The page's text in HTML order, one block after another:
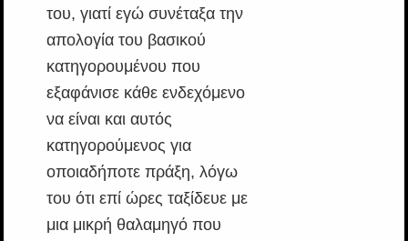
του, γιατί εγώ συνέταξα την
απολογία του βασικού
κατηγορουμένου που
εξαφάνισε κάθε ενδεχόμενο
να είναι και αυτός
κατηγορούμενος για
οποιαδήποτε πράξη, λόγω
του ότι επί ώρες ταξίδευε με
μια μικρή θαλαμηγό που